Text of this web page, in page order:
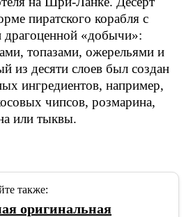
пиратского корабля с
«добычи»:
топазами, ожерельями и
из десяти слоев был создан
ингредиентов, например,
чипсов, розмарина,
или тыквы.
также:
оригинальная